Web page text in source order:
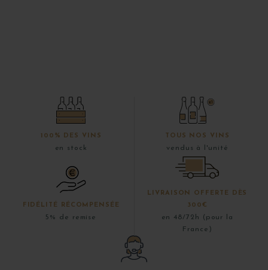
100% DES VINS
en stock
TOUS NOS VINS
vendus à l'unité
FIDÉLITÉ RÉCOMPENSÉE
5% de remise
LIVRAISON OFFERTE DÈS
300€
en 48/72h (pour la
France)